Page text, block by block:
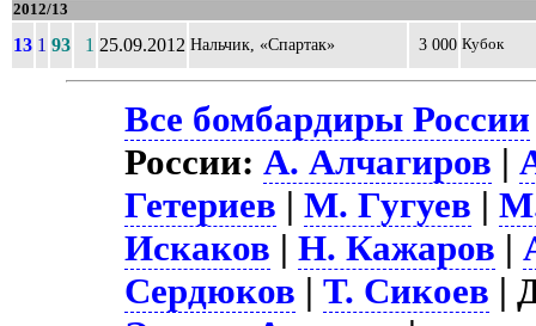
2012/13
13 1 93 1 25.09.2012 Нальчик, «Спартак» 3 000 Кубок
Все бомбардиры России
России:А. Алчагиров |
Гетериев |М. Гугуев |
Искаков |Н. Кажаров |
Сердюков |Т. Сикоев |